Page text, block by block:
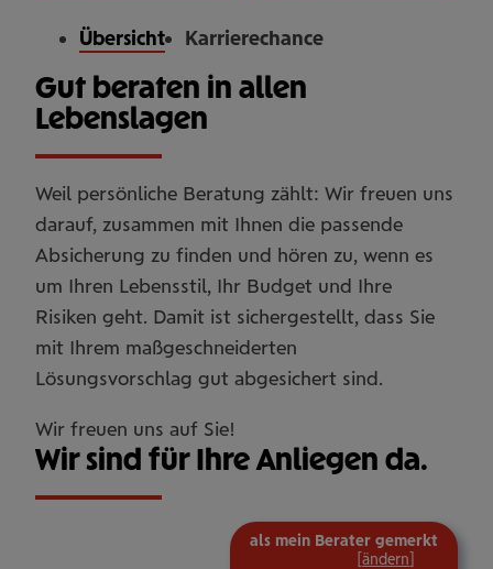
Übersicht Karrierechance
Gut beraten in allen
Lebenslagen
Weil persönliche Beratung zählt: Wir freuen uns
darauf, zusammen mit Ihnen die passende
Absicherung zu finden und hören zu, wenn es
um Ihren Lebensstil, Ihr Budget und Ihre
Risiken geht. Damit ist sichergestellt, dass Sie
mit Ihrem maßgeschneiderten
Lösungsvorschlag gut abgesichert sind.
Wir freuen uns auf Sie!
Wir sind für Ihre Anliegen da.
als mein Berater gemerkt
[ändern